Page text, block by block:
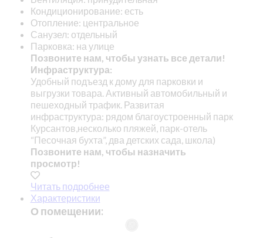
Кондиционирование: есть
Отопление: центральное
Санузел: отдельный
Парковка: на улице
Позвоните нам, чтобы узнать все детали!
Инфраструктура:
Удобный подъезд к дому для парковки и
выгрузки товара. Активный автомобильный и
пешеходный трафик. Развитая
инфраструктура: рядом благоустроенный парк
Курсантов,несколько пляжей, парк-отель
“Песочная бухта”, два детских сада, школа)
Позвоните нам, чтобы назначить
просмотр!
Читать подробнее
Характеристики
О помещении: